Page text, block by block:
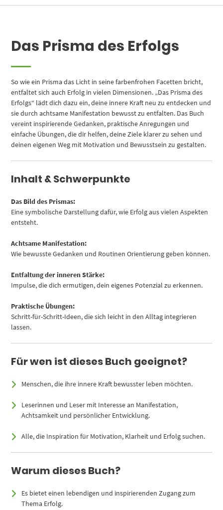
Das Prisma des Erfolgs
So wie ein Prisma das Licht in seine farbenfrohen Facetten bricht,
entfaltet sich auch Erfolg in vielen Dimensionen. „Das Prisma des
Erfolgs“ lädt dich dazu ein, deine innere Kraft neu zu entdecken und
sie durch achtsame Manifestation bewusst zu entfalten. Das Buch
vereint inspirierende Gedanken, praktische Anregungen und
einfache Übungen, die dir helfen, deine Ziele klarer zu sehen und
deinen eigenen Weg mit Motivation und Bewusstsein zu gestalten.
Inhalt & Schwerpunkte
Das Bild des Prismas:
Eine symbolische Darstellung dafür, wie Erfolg aus vielen Aspekten
entsteht.
Achtsame Manifestation:
Wie bewusste Gedanken und Routinen Orientierung geben können.
Entfaltung der inneren Stärke:
Impulse, die dich ermutigen, dein eigenes Potenzial zu erkennen.
Praktische Übungen:
Schritt-für-Schritt-Ideen, die sich leicht in den Alltag integrieren
lassen.
Für wen ist dieses Buch geeignet?
Menschen, die ihre innere Kraft bewusster leben möchten.
Leserinnen und Leser mit Interesse an Manifestation,
Achtsamkeit und persönlicher Entwicklung.
Alle, die Inspiration für Motivation, Klarheit und Erfolg suchen.
Warum dieses Buch?
Es bietet einen lebendigen und inspirierenden Zugang zum
Thema Erfolg.